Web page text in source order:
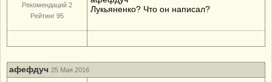
Рекомендаций 2
Рейтинг 95
Лукьяненко? Что он написал?
афефдуч 25 Мая 2016